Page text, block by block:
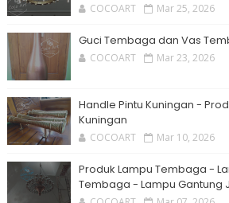
COCOART Mar 25, 2026
Guci Tembaga dan Vas
COCOART Mar 23, 2026
Handle Pintu Kuningan -
Kuningan
COCOART Mar 10, 2026
Produk Lampu Tembaga -
Tembaga - Lampu Gantung